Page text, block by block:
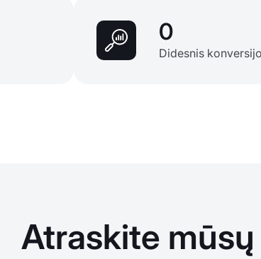
0
Didesnis
Atraskite